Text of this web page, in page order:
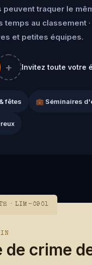
peuvent traquer le
temps au classement
et petites équipes.
+ Invitez toute votre
fêtes 💼 Séminaires
· LIM-0901
de crime